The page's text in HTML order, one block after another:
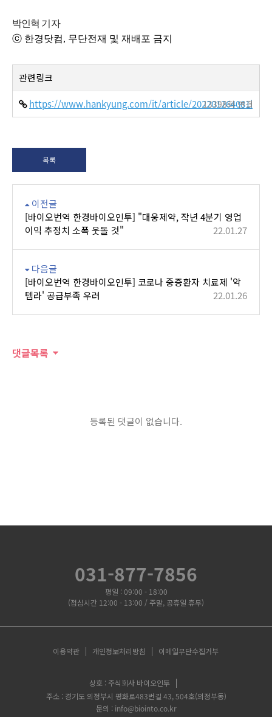
박인혁 기자
ⓒ 한경닷컴, 무단전재 및 재배포 금지
관련링크
https://www.hankyung.com/it/article/202201264081i
13398회 연결
목록
이전글
[바이오번역 한경바이오인투] "대웅제약, 작년 4분기 영업
이익 추정치 소폭 웃돌 것"
22.01.27
다음글
[바이오번역 한경바이오인투] 코로나 중증환자 치료제 '악
템라' 공급부족 우려
22.01.26
댓글목록
등록된 댓글이 없습니다.
031-877-7856
평일 : 09:00 - 18:00
(점심시간 12:00 - 13:00 / 주말, 공휴일 휴무)
이용약관 개인정보처리방침 이메일무단수집거부
상호 : 주식회사 바이오인투
주소 : 경기도 의정부시 평화로483번길 43, 504호(의정부동)
문의 : info@biointo.co.kr